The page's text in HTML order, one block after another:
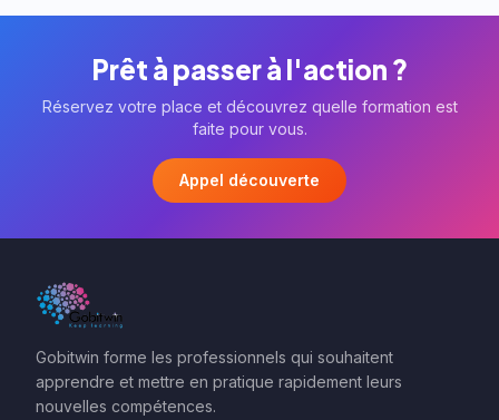
Prêt à passer à l'action ?
Réservez votre place et découvrez quelle formation est
faite pour vous.
Appel découverte
Gobitwin forme les professionnels qui souhaitent
apprendre et mettre en pratique rapidement leurs
nouvelles compétences.